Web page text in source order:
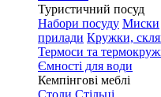
Туристичний посуд
Набори посуду Миски
прилади Кружки,
Термоси та
Ємності для води
Кемпінгові меблі